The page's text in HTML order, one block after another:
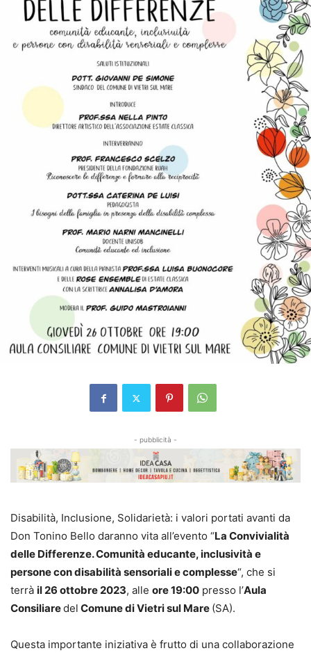
- pubblicità -
Disabilità, Inclusione, Solidarietà: i valori portati avanti da
Don Tonino Bello daranno vita all’evento “La Convivialità
delle Differenze. Comunità educante, inclusività e
persone con disabilità sensoriali e complesse“, che si
terrà il 26 ottobre 2023, alle ore 19:00 presso l’Aula
Consiliaredel Comune di Vietri sul Mare (SA).
Questa importante iniziativa è frutto di una collaborazione